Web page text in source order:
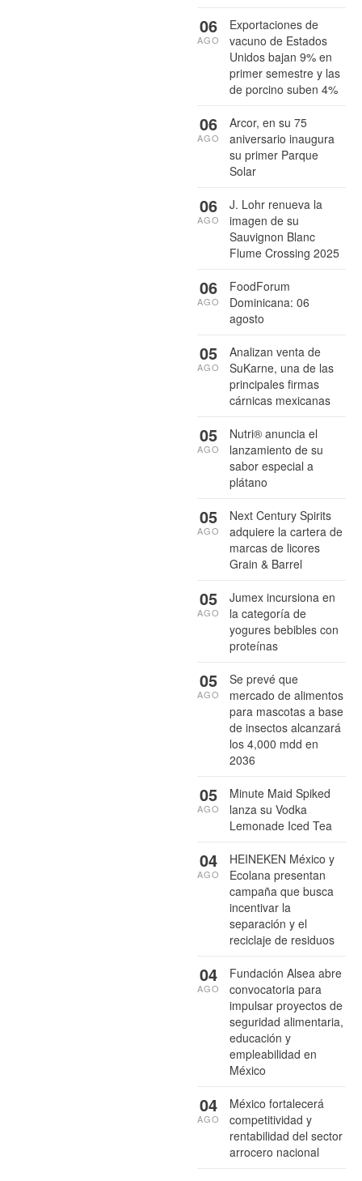
Exportaciones de
vacuno de Estados
Unidos bajan 9% en
primer semestre y las
de porcino suben 4%
06
AGO
Arcor, en su 75
aniversario inaugura
su primer Parque
Solar
06
AGO
J. Lohr renueva la
imagen de su
Sauvignon Blanc
Flume Crossing 2025
06
AGO
FoodForum
Dominicana: 06
agosto
06
AGO
Analizan venta de
SuKarne, una de las
principales firmas
cárnicas mexicanas
05
AGO
Nutri® anuncia el
lanzamiento de su
sabor especial a
plátano
05
AGO
Next Century Spirits
adquiere la cartera de
marcas de licores
Grain & Barrel
05
AGO
Jumex incursiona en
la categoría de
yogures bebibles con
proteínas
05
AGO
Se prevé que
mercado de alimentos
para mascotas a base
de insectos alcanzará
los 4,000 mdd en
2036
05
AGO
Minute Maid Spiked
lanza su Vodka
Lemonade Iced Tea
05
AGO
HEINEKEN México y
Ecolana presentan
campaña que busca
incentivar la
separación y el
reciclaje de residuos
04
AGO
Fundación Alsea abre
convocatoria para
impulsar proyectos de
seguridad alimentaria,
educación y
empleabilidad en
México
04
AGO
México fortalecerá
competitividad y
rentabilidad del sector
arrocero nacional
04
AGO